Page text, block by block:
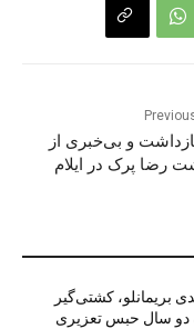
و بی‌خبری از
رضا پرک در ایلام
بریمانلو، کشتی‌گیر